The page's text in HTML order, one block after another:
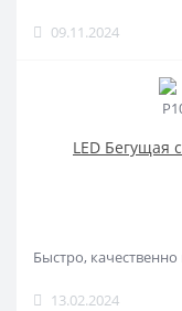
09.11.2024
LED Бегущая
Быстро,
13.02.2024